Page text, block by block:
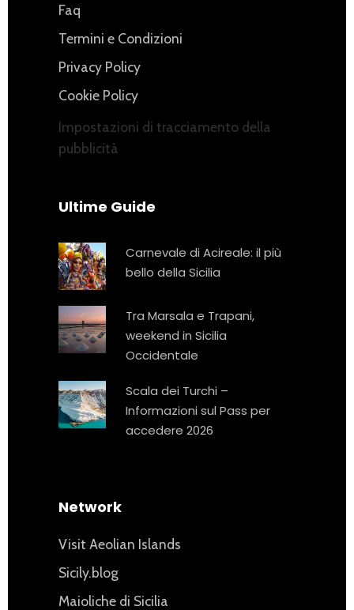
Faq
Termini e Condizioni
Privacy Policy
Cookie Policy
Impostazioni di tracciamento della
pubblicità
Ultime Guide
Carnevale di Acireale: il più
bello della Sicilia
Tra Marsala e Trapani,
weekend in Sicilia
Occidentale
Scala dei Turchi –
Informazioni sul Pass per
accedere 2026
Network
Visit Aeolian Islands
Sicily.blog
Maioliche di Sicilia